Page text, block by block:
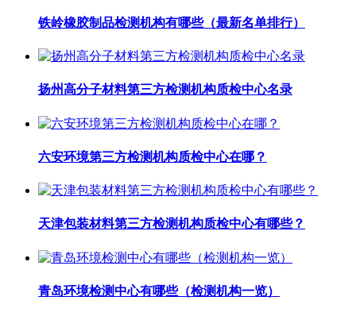
铁岭橡胶制品检测机构有哪些（最新名单排行）
扬州高分子材料第三方检测机构质检中心名录
六安环境第三方检测机构质检中心在哪？
天津包装材料第三方检测机构质检中心有哪些？
青岛环境检测中心有哪些（检测机构一览）